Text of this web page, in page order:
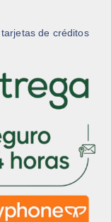
de créditos